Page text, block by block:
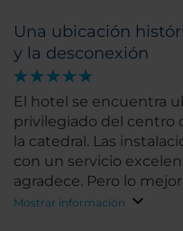
Una ubicación
y la desconexión
El hotel se encuentra
privilegiado del centro
la catedral. Las
con un servicio
agradece. Pero lo
aislamiento en el que
histórica, donde a
Mostrar información